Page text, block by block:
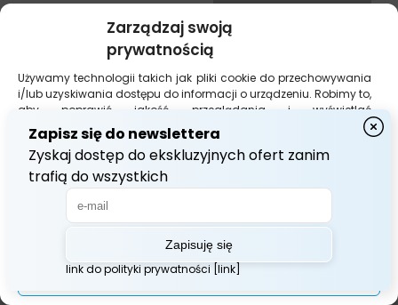
Zarządzaj swoją
prywatnością
Używamy technologii takich jak pliki cookie do przechowywania
i/lub uzyskiwania dostępu do informacji o urządzeniu. Robimy to,
aby poprawić jakość przeglądania i wyświetlać
(nie)spersonalizowane reklamy. Wyrażenie zgody na te
technologie umożliwi nam przetwarzanie danych, takich jak
zachowanie podczas przeglądania lub unikalne identyfikatory
na tej stronie. Brak wyrażenia zgody lub jej wycofanie może
niekorzystnie wpłynąć na niektóre cechy i funkcje.
Akceptuj Wszystko
Zarządzaj opcjami